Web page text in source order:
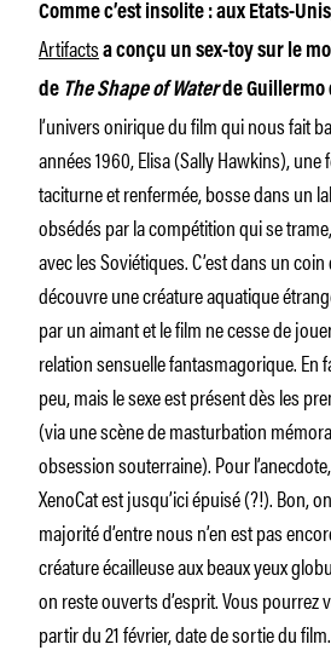
Comme c’est insolite : aux Etats-
Artifactsa conçu un sex-toy sur le
de The Shape of Waterde Guillermo
l’univers onirique du film qui nous fait
années 1960, Elisa (Sally Hawkins),
taciturne et renfermée, bosse dans un
obsédés par la compétition qui se
avec les Soviétiques. C’est dans un
découvre une créature aquatique
par un aimant et le film ne cesse de
relation sensuelle fantasmagorique. En
peu, mais le sexe est présent dès les
(via une scène de masturbation
obsession souterraine). Pour
XenoCat est jusqu’ici épuisé (?!). Bon,
majorité d’entre nous n’en est pas
créature écailleuse aux beaux yeux
on reste ouverts d’esprit. Vous pourrez
partir du 21 février, date de sortie du